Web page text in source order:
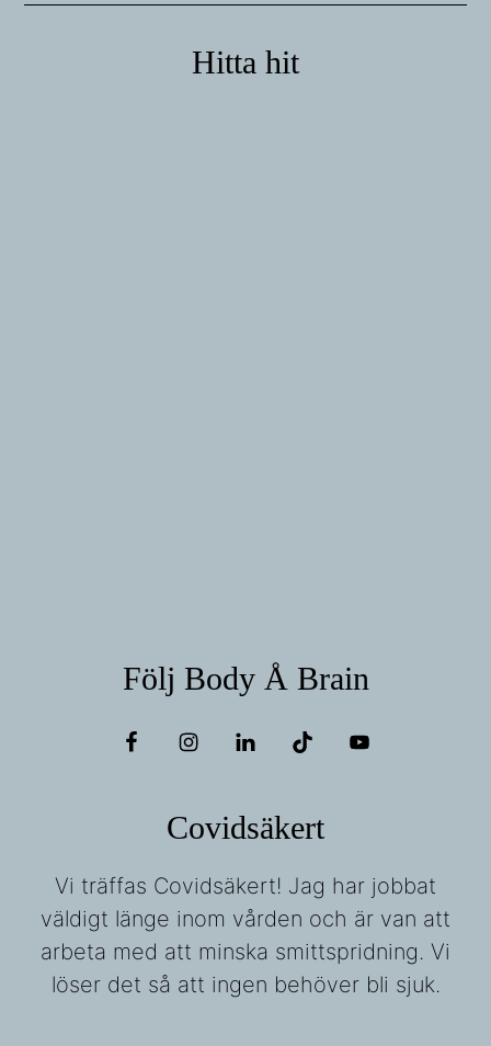
Hitta hit
Följ Body Å Brain
Covidsäkert
Vi träffas Covidsäkert! Jag har jobbat
väldigt länge inom vården och är van att
arbeta med att minska smittspridning. Vi
löser det så att ingen behöver bli sjuk.